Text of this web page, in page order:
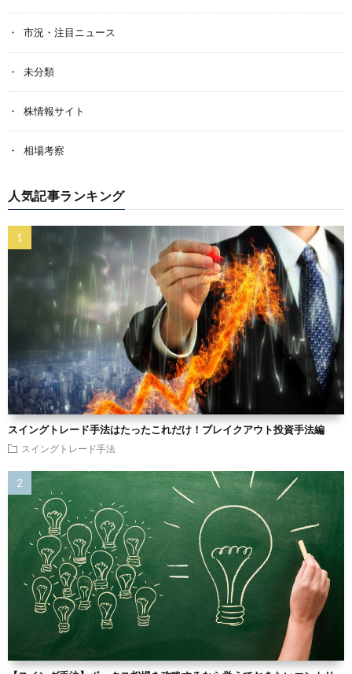
市況・注目ニュース
未分類
株情報サイト
相場考察
人気記事ランキング
スイングトレード手法はたったこれだけ！ブレイクアウト投資手法編
スイングトレード手法